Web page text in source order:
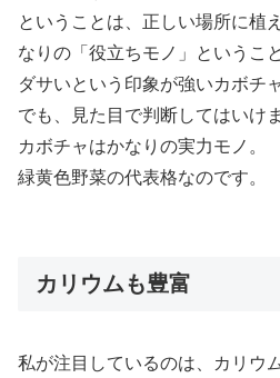
ということは、正しい場所に植
なりの「役立ちモノ」というこ
ダサいという印象が強いカボチャ
でも、見た目で判断してはいけ
カボチャはかなりの実力モノ。
緑黄色野菜の代表格なのです。
カリウムも豊富
私が注目しているのは、カリウ